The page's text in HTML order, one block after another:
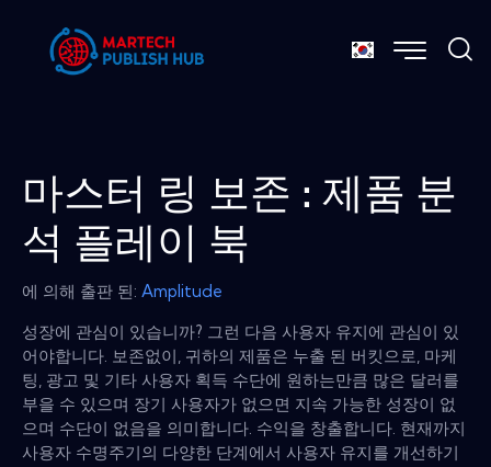
마스터 링 보존 : 제품 분
석 플레이 북
에 의해 출판 된: Amplitude
성장에 관심이 있습니까? 그런 다음 사용자 유지에 관심이 있
어야합니다. 보존없이, 귀하의 제품은 누출 된 버킷으로, 마케
팅, 광고 및 기타 사용자 획득 수단에 원하는만큼 많은 달러를
부을 수 있으며 장기 사용자가 없으면 지속 가능한 성장이 없
으며 수단이 없음을 의미합니다. 수익을 창출합니다. 현재까지
사용자 수명주기의 다양한 단계에서 사용자 유지를 개선하기